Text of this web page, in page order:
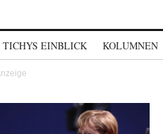
TICHYS EINBLICK KOLUMNEN